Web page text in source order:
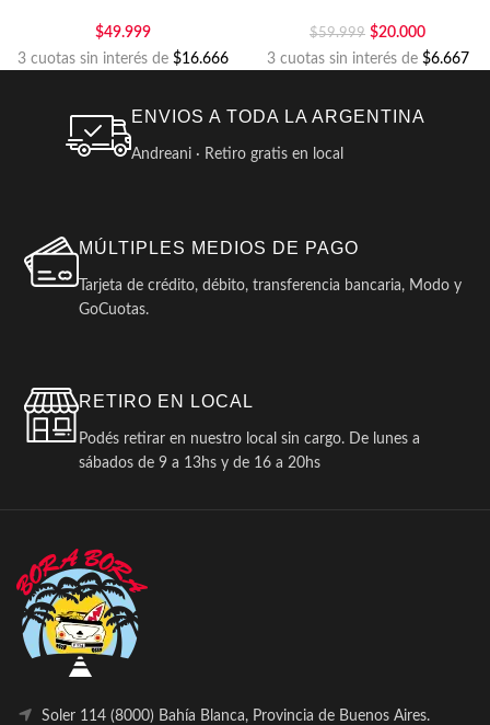
$49.999
3 cuotas sin interés de $16.666
$59.999 $20.000
3 cuotas sin interés de $6.667
ENVIOS A TODA LA ARGENTINA
Andreani · Retiro gratis en local
MÚLTIPLES MEDIOS DE PAGO
Tarjeta de crédito, débito, transferencia bancaria, Modo y
GoCuotas.
RETIRO EN LOCAL
Podés retirar en nuestro local sin cargo. De lunes a
sábados de 9 a 13hs y de 16 a 20hs
Soler 114 (8000) Bahía Blanca, Provincia de Buenos Aires.